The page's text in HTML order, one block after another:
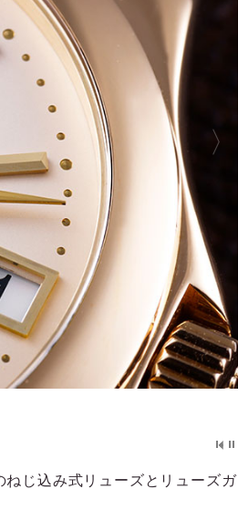
じ込み式リューズとリューズガ